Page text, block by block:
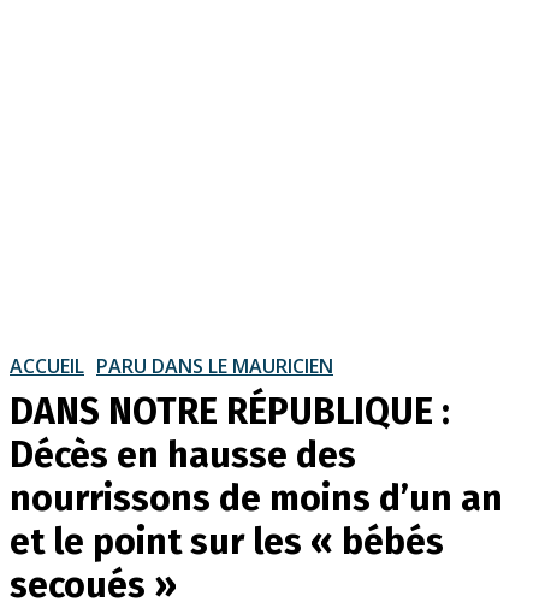
ACCUEIL PARU DANS LE MAURICIEN
DANS NOTRE RÉPUBLIQUE :
Décès en hausse des
nourrissons de moins d’un an
et le point sur les « bébés
secoués »